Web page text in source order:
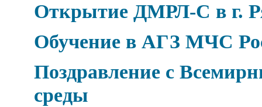
Открытие ДМРЛ-С в г.
Обучение в АГЗ МЧС
Поздравление с
среды